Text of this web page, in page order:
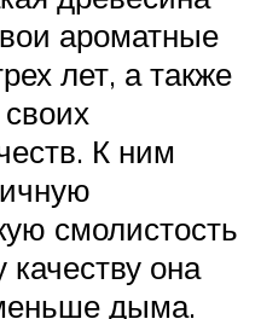
ароматные
лет, а также
К ним
смолистость
она
дыма.